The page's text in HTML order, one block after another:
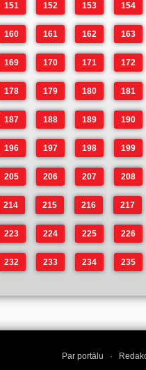
151 152 153 154
160 161 162 163
169 170 171 172
178 179 180 181
187 188 189 190
196 197 198 199
205 206 207 208
214 215 216 217
223 224 225 226
232 233 234 235
Par portālu ·